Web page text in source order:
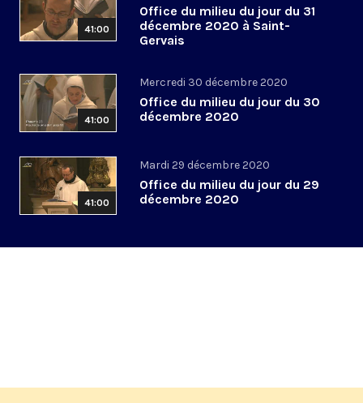
41:00
Office du milieu du jour du 31
décembre 2020 à Saint-
Gervais
41:00
Mercredi 30 décembre 2020
Office du milieu du jour du 30
décembre 2020
41:00
Mardi 29 décembre 2020
Office du milieu du jour du 29
décembre 2020